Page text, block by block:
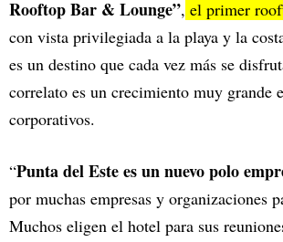
Rooftop Bar & Lounge”, el primer
con vista privilegiada a la playa y la
es un destino que cada vez más se
correlato es un crecimiento muy grande
corporativos.
“Punta del Este es un nuevo polo
por muchas empresas y organizaciones
Muchos eligen el hotel para sus